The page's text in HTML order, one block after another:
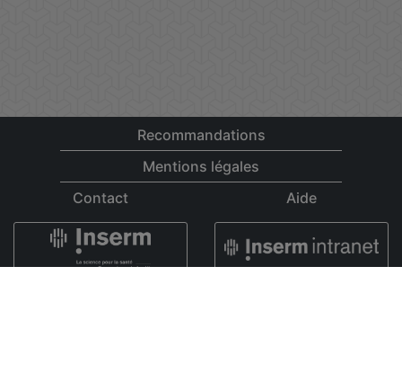
Recommandations
Mentions légales
Contact
Aide